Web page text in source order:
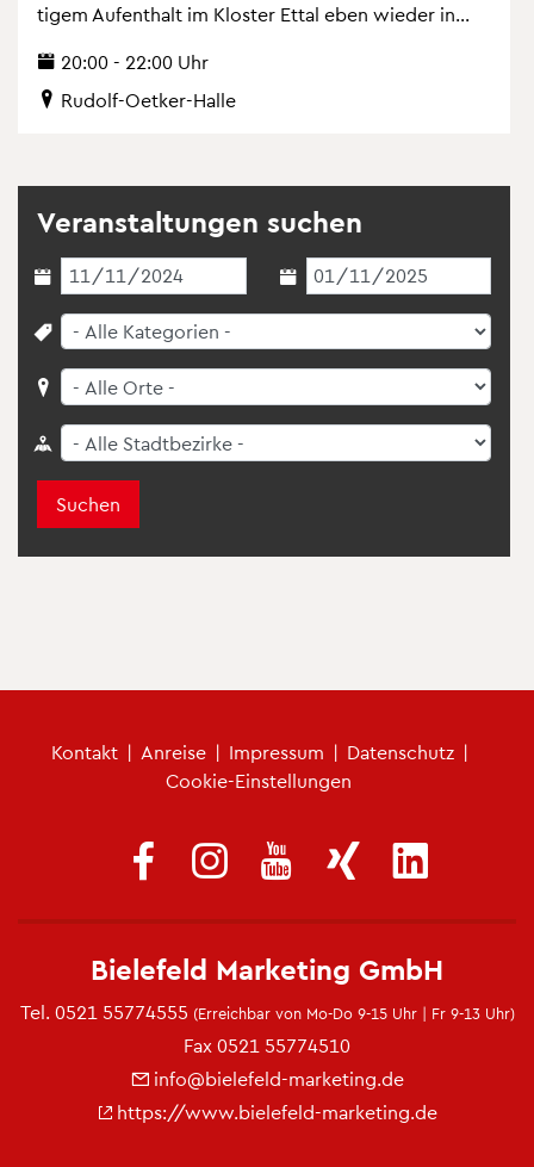
ti­gem Auf­ent­halt im Klos­ter Ettal eben wie­der in...
20:00 - 22:00 Uhr
Ru­dolf-Oet­ker-Halle
Ver­an­stal­tun­gen su­chen
Suchen
Kon­takt | An­rei­se | Im­pres­sum | Da­ten­schutz |
Coo­kie-Ein­stel­lun­gen
Bie­le­feld Mar­ke­ting GmbH
Tel. 0521 55774555 (Er­reich­bar von Mo-Do 9-15 Uhr | Fr 9-13 Uhr)
Fax 0521 55774510
info@​bielefeld-​marketing.​de
https://​www.​bielefeld-​marketing.​de